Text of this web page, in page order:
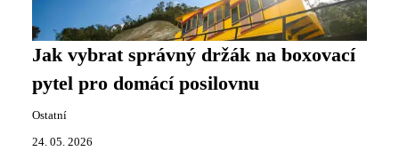
Jak vybrat správný držák na boxovací
pytel pro domácí posilovnu
Ostatní
24. 05. 2026